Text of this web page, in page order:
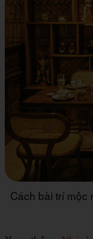
Cách bài trí mộc